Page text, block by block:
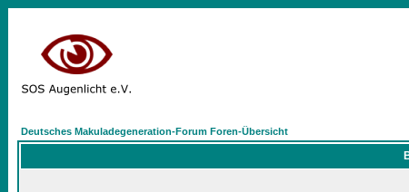
Deutsches Makuladegeneration-Forum Foren-Übersicht